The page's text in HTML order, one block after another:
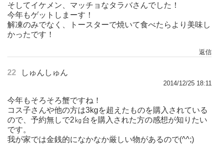
そしてイケメン、マッチョなタラバさんでした！
今年もゲットしまーす！
解凍のみでなく、トースターで焼いて食べたらより美味し
かったです！
返信
22 しゅんしゅん
2014/12/25 18:11
今年もそろそろ蟹ですね！
コス子さんや他の方は3kgを超えたものを購入されている
ので、予約無しで2㎏台を購入された方の感想が知りたい
です。
我が家では金銭的になかなか厳しい物があるので(^^;)